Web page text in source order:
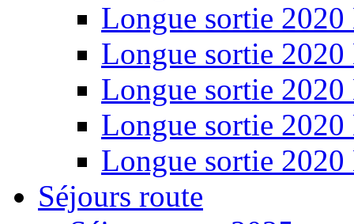
Longue sortie 2020
Longue sortie 2020
Longue sortie 2020
Longue sortie 2020
Longue sortie 2020
Séjours route